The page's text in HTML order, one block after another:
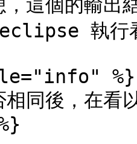
，這個的輸出
執行
%}
相同後，在看